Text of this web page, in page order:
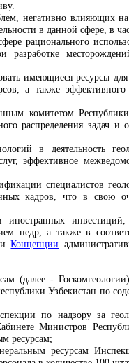
негативно влияющих
в данной сфере, в
рационального
разработке
имеющиеся ресурсы
а также эффективного
комитетом
распределения задач и
в деятельность
эффективное
специалистов
кадров, что в свою
инвестиций,
недр, а также в
иКонцепции
(далее -
Узбекистан по
по надзору за
Министров
ресурсам;
ресурсам